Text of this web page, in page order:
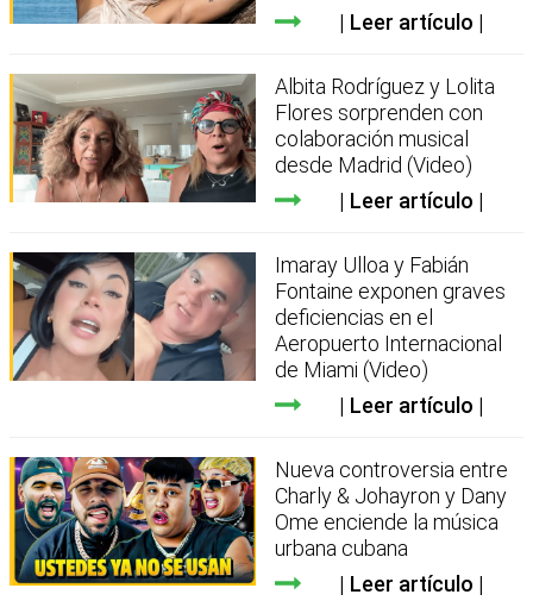
Leer artículo
Albita Rodríguez y Lolita
Flores sorprenden con
colaboración musical
desde Madrid (Video)
Leer artículo
Imaray Ulloa y Fabián
Fontaine exponen graves
deficiencias en el
Aeropuerto Internacional
de Miami (Video)
Leer artículo
Nueva controversia entre
Charly & Johayron y Dany
Ome enciende la música
urbana cubana
Leer artículo